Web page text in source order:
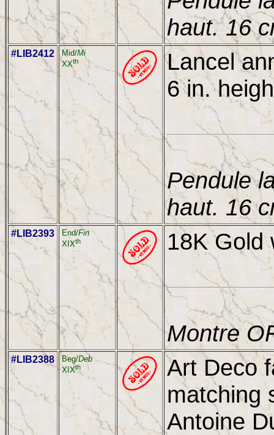
haut. 16
#LIB2412 Mid/Mi
XXth
Lancel
6 in.
Pendule
haut. 16
#LIB2393 End/Fin
XIXth 18K Gold
Montre
#LIB2388 Beg/Deb
XIXth
Art Deco
matching
Antoine